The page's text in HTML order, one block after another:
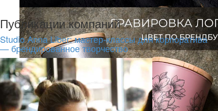
Публикации компаний
Studio Anna Liber: мастер-классы для корпоратива
— брендированное творчество